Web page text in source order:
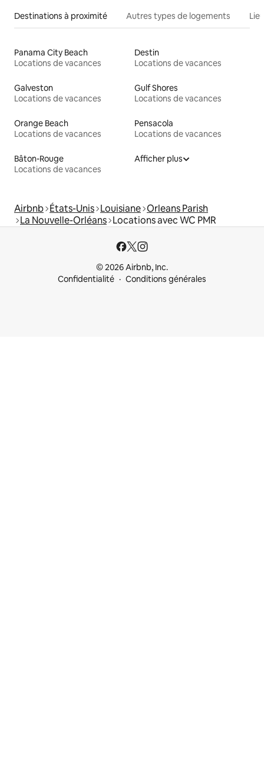
Destinations à proximité Autres types de logements
Panama City Beach
Locations de vacances
Destin
Locations de vacances
Galveston
Locations de vacances
Gulf Shores
Locations de vacances
Orange Beach
Locations de vacances
Pensacola
Locations de vacances
Bâton-Rouge
Locations de vacances
Afficher plus
Airbnb États-Unis Louisiane Orleans Parish
La Nouvelle-Orléans Locations avec WC PMR
© 2026 Airbnb, Inc.
Confidentialité
Conditions générales